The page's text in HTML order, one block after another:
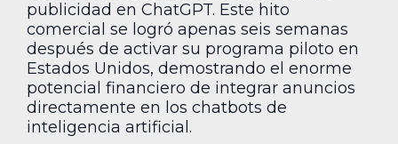
publicidad en ChatGPT. Este hito
comercial se logró apenas seis semanas
después de activar su programa piloto en
Estados Unidos, demostrando el enorme
potencial financiero de integrar anuncios
directamente en los chatbots de
inteligencia artificial.